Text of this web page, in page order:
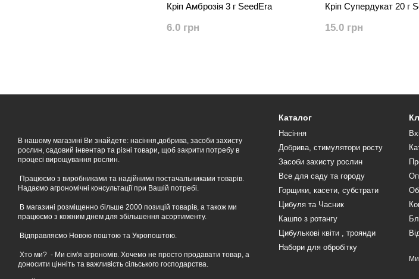
Кріп Амброзія 3 г SeedEra
6.0 грн
Кріп Супердукат 20 г
15.0 грн
В нашому магазині Ви знайдете: насіння,добрива, засоби захисту
рослин, садовий інвентар та різні товари, щоб закрити потребу в
процесі вирощування рослин.
Працюємо з виробниками та надійними постачальниками товарів.
Надаємо агрономічні консультації при Вашій потребі.
В магазині розміщенно більше 2000 позицій товарів, а також ми
працюємо з кожним днем для збільшення асортименту.
Відправляємо Новою поштою та Укропоштою.
Хто ми? - Ми сім'я агрономів. Хочемо не просто продавати товар, а
доносити цінніть та важливість сільського господарства.
Каталог
Насіння
Добрива, стимулятори росту
Засоби захисту рослин
Все для саду та городу
Горщики, касети, субстрати
Цибуля та Часник
Кашпо з ротангу
Цибулькові квіти , троянди
Набори для обробітку